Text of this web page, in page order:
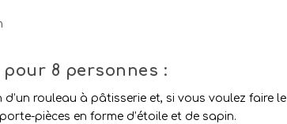
8 personnes :
d’un rouleau à pâtisserie et, si vous voulez faire le
pièces en forme d’étoile et de sapin.